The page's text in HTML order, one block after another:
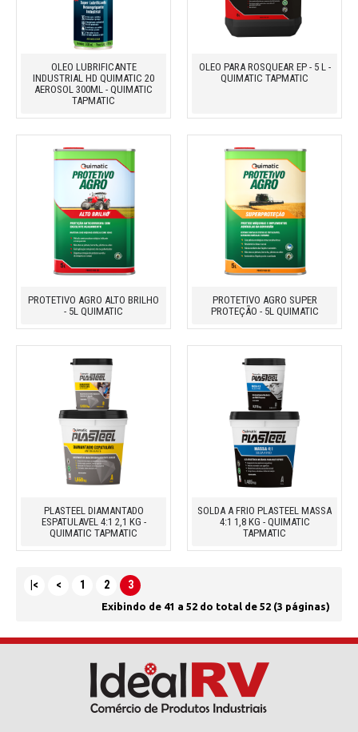
OLEO LUBRIFICANTE
INDUSTRIAL HD QUIMATIC 20
AEROSOL 300ML - QUIMATIC
TAPMATIC
OLEO PARA ROSQUEAR EP - 5 L -
QUIMATIC TAPMATIC
PROTETIVO AGRO ALTO BRILHO
- 5L QUIMATIC
PROTETIVO AGRO SUPER
PROTEÇÃO - 5L QUIMATIC
PLASTEEL DIAMANTADO
ESPATULAVEL 4:1 2,1 KG -
QUIMATIC TAPMATIC
SOLDA A FRIO PLASTEEL MASSA
4:1 1,8 KG - QUIMATIC
TAPMATIC
|< < 1 2 3
Exibindo de 41 a 52 do total de 52 (3 páginas)